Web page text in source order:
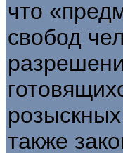
что
свобод
также